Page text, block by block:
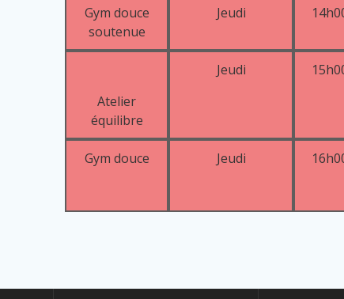
Gym douce
soutenue
Jeudi
Atelier
équilibre
Jeudi
Gym douce Jeudi